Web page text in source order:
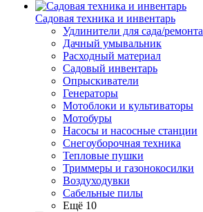
Садовая техника и инвентарь
Удлинители для сада/ремонта
Дачный умывальник
Расходный материал
Садовый инвентарь
Опрыскиватели
Генераторы
Мотоблоки и культиваторы
Мотобуры
Насосы и насосные станции
Снегоуборочная техника
Тепловые пушки
Триммеры и газонокосилки
Воздуходувки
Сабельные пилы
Ещё 10